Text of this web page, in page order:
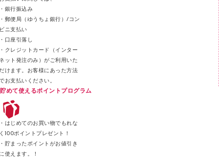
スティックのり
クリップ
カッター
銀行振込み
郵便局（ゆうちょ銀行）/コン
ニ支払い
口座引落し
クレジットカード（インター
ット発注のみ）がご利用いた
けます。お客様にあった方法
お支払いください。
貯めて使えるポイントプログラム
はじめてのお買い物でもれな
100ポイントプレゼント！
貯まったポイントがお値引き
使えます。！